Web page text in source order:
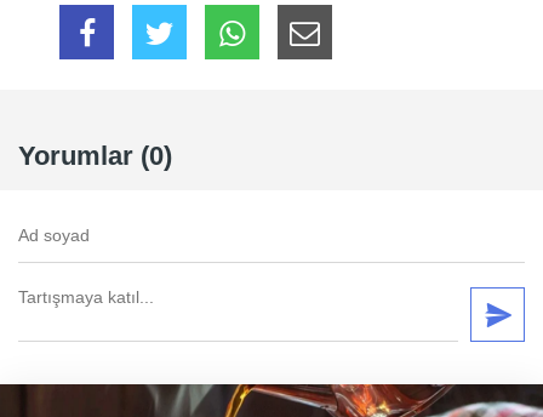
Yorumlar (0)